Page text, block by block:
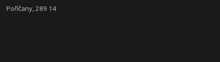
Poříčany, 289 14